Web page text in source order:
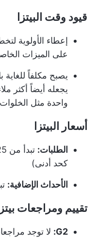
قيود وقت البيتزا
إعطاء الأولوية
على الميزات
يصبح مكلفاً للغاية
يجعله أيضاً أكثر
واحدة مثل الخلوات
أسعار البيتزا
الطلبات:
كحد أدنى)
الأحداث الإضافية:
تقييم ومراجعات
G2: لا توجد